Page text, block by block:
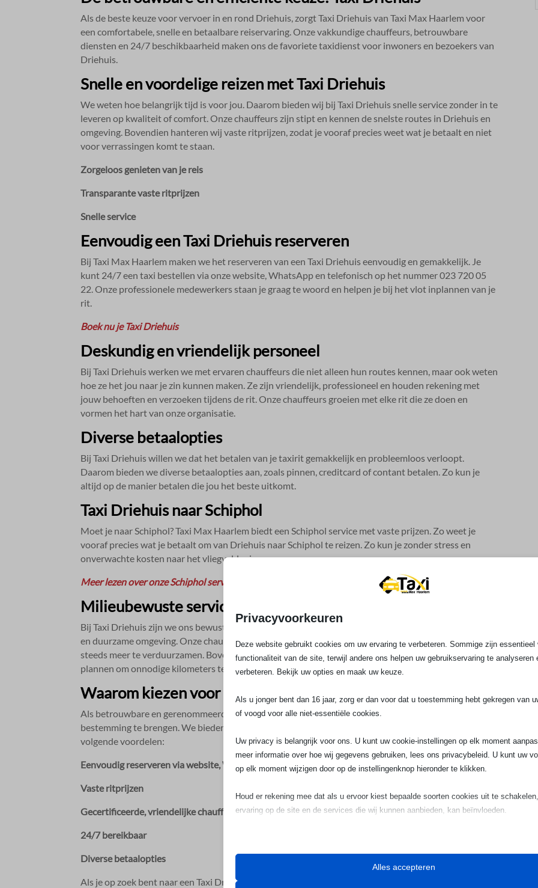
Als de beste keuze voor vervoer in en rond Driehuis, zorgt Taxi Driehuis van Taxi Max Haarlem voor
een comfortabele, snelle en betaalbare reiservaring.​ Onze vakkundige chauffeurs, betrouwbare
diensten en 24/7 beschikbaarheid maken ons de favoriete taxidienst voor inwoners en bezoekers van
Driehuis.​
Snelle en voordelige reizen met Taxi Driehuis
We weten hoe belangrijk tijd is voor jou.​ Daarom bieden wij bij Taxi Driehuis snelle service zonder in te
leveren op kwaliteit of comfort.​ Onze chauffeurs zijn stipt en kennen de snelste routes in Driehuis en
omgeving.​ Bovendien hanteren wij vaste ritprijzen, zodat je vooraf precies weet wat je betaalt en niet
voor verrassingen komt te staan.​
Zorgeloos genieten van je reis
Transparante vaste ritprijzen
Snelle service
Eenvoudig een Taxi Driehuis reserveren
Bij Taxi Max Haarlem maken we het reserveren van een Taxi Driehuis eenvoudig en gemakkelijk.​ Je
kunt 24/7 een taxi bestellen via onze website, WhatsApp en telefonisch op het nummer 023 720 05
22.​ Onze professionele medewerkers staan je graag te woord en helpen je bij het vlot inplannen van je
rit.​
Boek nu je Taxi Driehuis
Deskundig en vriendelijk personeel
Bij Taxi Driehuis werken we met ervaren chauffeurs die niet alleen hun routes kennen, maar ook weten
hoe ze het jou naar je zin kunnen maken.​ Ze zijn vriendelijk, professioneel en houden rekening met
jouw behoeften en verzoeken tijdens de rit.​ Onze chauffeurs groeien met elke rit die ze doen en
vormen het hart van onze organisatie.​
Diverse betaalopties
Bij Taxi Driehuis willen we dat het betalen van je taxirit gemakkelijk en probleemloos verloopt.​
Daarom bieden we diverse betaalopties aan, zoals pinnen, creditcard of contant betalen.​ Zo kun je
altijd op de manier betalen die jou het beste uitkomt.​
Taxi Driehuis naar Schiphol
Moet je naar Schiphol? Taxi Max Haarlem biedt een Schiphol service met vaste prijzen.​ Zo weet je
vooraf precies wat je betaalt om van Driehuis naar Schiphol te reizen.​ Zo kun je zonder stress en
onverwachte kosten naar het vliegveld reizen.​
Meer lezen over onze Schiphol service
Milieubewuste service
Bij Taxi Driehuis zijn we ons bewust van onze verantwoordelijkheid om bij te dragen aan een schone
en duurzame omgeving.​ Onze chauffeurs rijden milieubewust en we streven ernaar om ons wagenpark
steeds meer te verduurzamen.​ Bovendien streven we ernaar om onze ritten zo efficiënt mogelijk in te
plannen om onnodige kilometers te vermijden.​
Waarom kiezen voor Taxi Driehuis?
Als betrouwbare en gerenommeerde taxidienst staan we 24/7 klaar om je veilig en comfortabel naar je
bestemming te brengen.​ We bieden niet alleen snelle en voordelige reizen, je kunt ook genieten van de
volgende voordelen:
Eenvoudig reserveren via website, WhatsApp of telefonisch
Vaste ritprijzen
Gecertificeerde, vriendelijke chauffeurs
24/7 bereikbaar
Diverse betaalopties
Als je op zoek bent naar een Taxi Driehuis, dan is Taxi Max Haarlem de beste keuze.​ We staan klaar om
Privacyvoorkeuren
Deze website gebruikt cookies om uw ervaring te verbeteren. Sommige zijn essentieel
functionaliteit van de site, terwijl andere ons helpen uw gebruikservaring te analyseren
verbeteren. Bekijk uw opties en maak uw keuze.
Als u jonger bent dan 16 jaar, zorg er dan voor dat u toestemming hebt gekregen van
of voogd voor alle niet-essentiële cookies.
Uw privacy is belangrijk voor ons. U kunt uw cookie-instellingen op elk moment
meer informatie over hoe wij gegevens gebruiken, lees ons privacybeleid. U kunt uw
op elk moment wijzigen door op de instellingenknop hieronder te klikken.
Houd er rekening mee dat als u ervoor kiest bepaalde soorten cookies uit te
ervaring op de site en de services die wij kunnen aanbieden, kan beïnvloeden.
Essentiële cookies en services bieden basisfunctionaliteit en zijn noodzakelijk voor
correcte werking van de website. Deze cookies en services vereisen geen
Alles accepteren